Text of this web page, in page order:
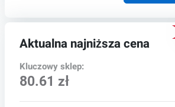
Aktualna najniższa cena
Kluczowy sklep:
80.61 zł